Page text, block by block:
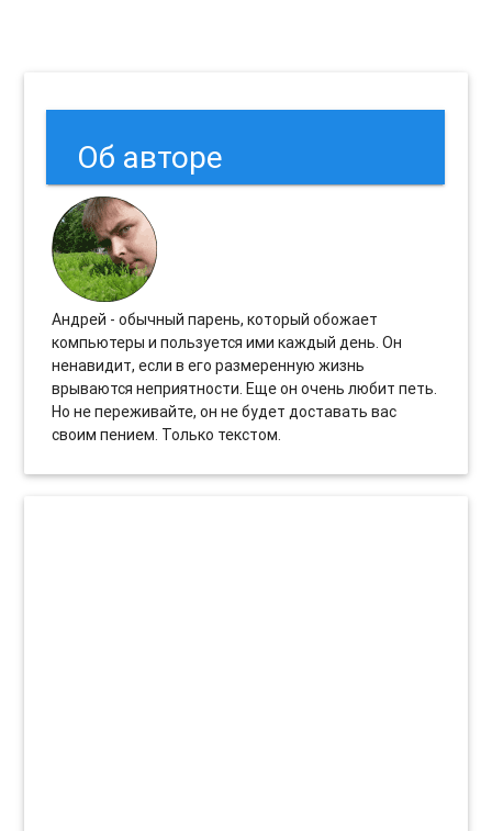
Об авторе
Андрей - обычный парень, который обожает
компьютеры и пользуется ими каждый день. Он
ненавидит, если в его размеренную жизнь
врываются неприятности. Еще он очень любит петь.
Но не переживайте, он не будет доставать вас
своим пением. Только текстом.